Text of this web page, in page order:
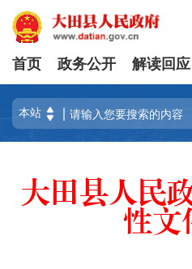
首页 政务公开 解读回应
大田县人民
性文